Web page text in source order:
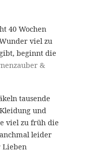
40 Wochen
viel zu
beginnt die
&
tausende
und
viel zu früh die
leider